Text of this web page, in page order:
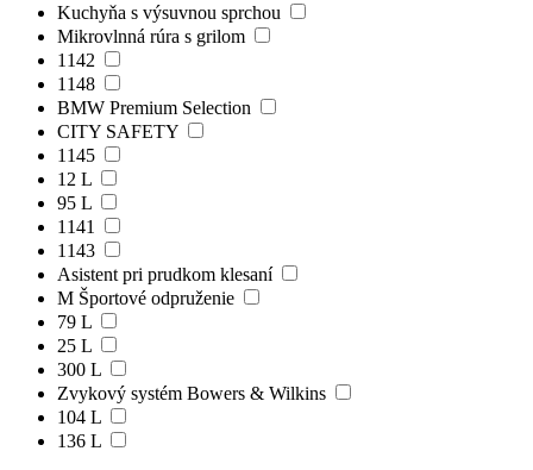
Kuchyňa s výsuvnou sprchou
Mikrovlnná rúra s grilom
1142
1148
BMW Premium Selection
CITY SAFETY
1145
12 L
95 L
1141
1143
Asistent pri prudkom klesaní
M Športové odpruženie
79 L
25 L
300 L
Zvykový systém Bowers & Wilkins
104 L
136 L